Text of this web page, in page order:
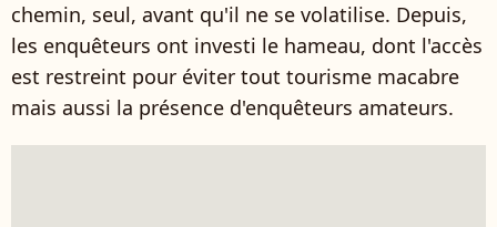
chemin, seul, avant qu'il ne se volatilise. Depuis,
les enquêteurs ont investi le hameau, dont l'accès
est restreint pour éviter tout tourisme macabre
mais aussi la présence d'enquêteurs amateurs.